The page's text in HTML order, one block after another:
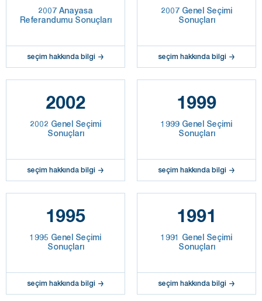
2007 Anayasa
Referandumu Sonuçları
seçim hakkında bilgi
2007 Genel Seçimi
Sonuçları
seçim hakkında bilgi
2002
2002 Genel Seçimi
Sonuçları
seçim hakkında bilgi
1999
1999 Genel Seçimi
Sonuçları
seçim hakkında bilgi
1995
1995 Genel Seçimi
Sonuçları
seçim hakkında bilgi
1991
1991 Genel Seçimi
Sonuçları
seçim hakkında bilgi